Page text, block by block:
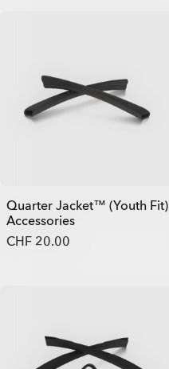
Quarter Jacket™ (Youth Fit)
Accessories
CHF 20.00